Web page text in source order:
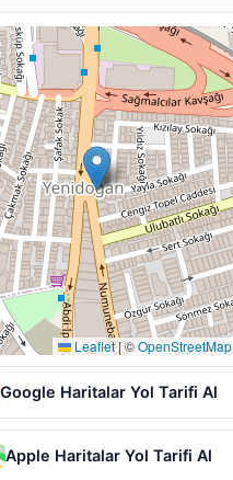
Leaflet |©OpenStreetMap
Google Haritalar Yol Tarifi Al
Apple Haritalar Yol Tarifi Al